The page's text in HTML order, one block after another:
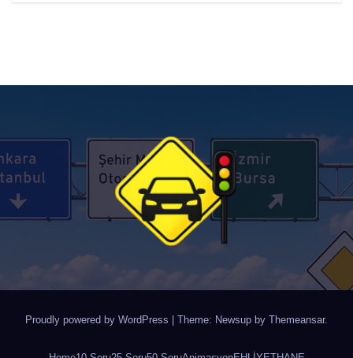
Proudly powered by WordPress Theme: Newsup by Themeansar.